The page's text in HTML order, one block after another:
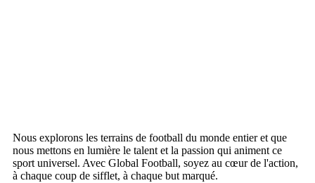
Nous explorons les terrains de football du monde entier et que
nous mettons en lumière le talent et la passion qui animent ce
sport universel. Avec Global Football, soyez au cœur de l'action,
à chaque coup de sifflet, à chaque but marqué.